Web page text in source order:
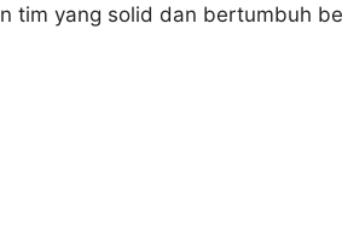
tim yang solid dan bertumbuh